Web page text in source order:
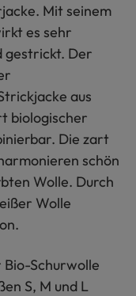
Mit seinem
es sehr
gestrickt. Der
aus
biologischer
Die zart
schön
Wolle. Durch
Wolle
Schurwolle
S, M und L